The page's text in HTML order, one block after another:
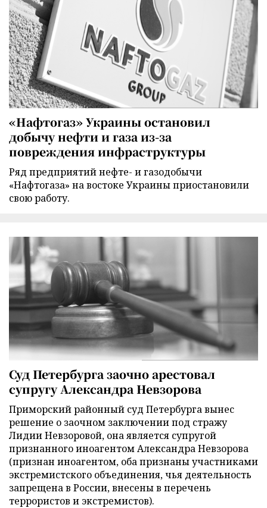
«Нафтогаз» Украины остановил
добычу нефти и газа из-за
повреждения инфраструктуры
Ряд предприятий нефте- и газодобычи
«Нафтогаза» на востоке Украины приостановили
свою работу.
Суд Петербурга заочно арестовал
супругу Александра Невзорова
Приморский районный суд Петербурга вынес
решение о заочном заключении под стражу
Лидии Невзоровой, она является супругой
признанного иноагентом Александра Невзорова
(признан иноагентом, оба признаны участниками
экстремистского объединения, чья деятельность
запрещена в России, внесены в перечень
террористов и экстремистов).